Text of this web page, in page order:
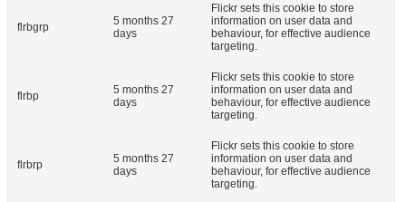
flrbgrp
5 months 27
days
Flickr sets this cookie to store
information on user data and
behaviour, for effective audience
targeting.
flrbp
5 months 27
days
Flickr sets this cookie to store
information on user data and
behaviour, for effective audience
targeting.
flrbrp
5 months 27
days
Flickr sets this cookie to store
information on user data and
behaviour, for effective audience
targeting.